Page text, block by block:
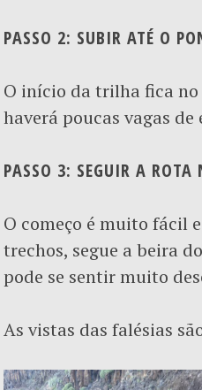
PASSO 2: SUBIR ATÉ O
O início da trilha fica no
haverá poucas vagas
PASSO 3: SEGUIR A ROTA
O começo é muito fácil
trechos, segue a beira
pode se sentir muito
As vistas das falésias